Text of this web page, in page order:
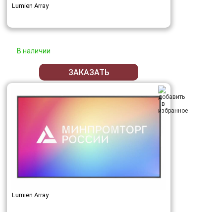
Lumien Array
В наличии
ЗАКАЗАТЬ
Lumien Array